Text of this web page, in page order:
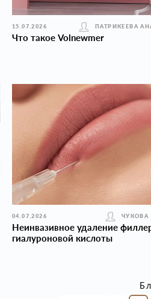
15.07.2026 ПАТРИКЕЕВА
Что такое Volnewmer
04.07.2026 ЧУКОВА
Неинвазивное удаление
гиалуроновой кислоты